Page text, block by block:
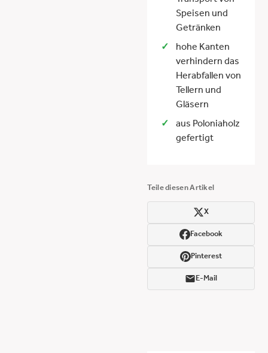
Speisen und
Getränken
hohe Kanten
verhindern das
Herabfallen von
Tellern und
Gläsern
aus Poloniaholz
gefertigt
Teile diesen Artikel
X
Facebook
Pinterest
E-Mail